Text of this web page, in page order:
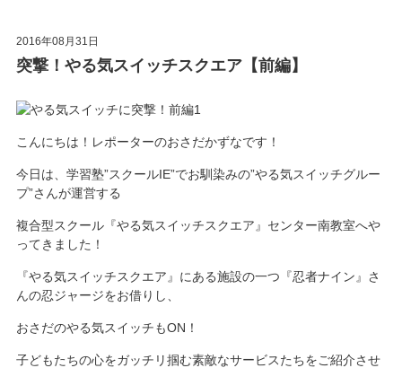
2016年08月31日
突撃！やる気スイッチスクエア【前編】
こんにちは！レポーターのおさだかずなです！
今日は、学習塾”スクールIE”でお馴染みの”やる気スイッチグルー
プ”さんが運営する
複合型スクール『やる気スイッチスクエア』センター南教室へや
ってきました！
『やる気スイッチスクエア』にある施設の一つ『忍者ナイン』さ
んの忍ジャージをお借りし、
おさだのやる気スイッチもON！
子どもたちの心をガッチリ掴む素敵なサービスたちをご紹介させ